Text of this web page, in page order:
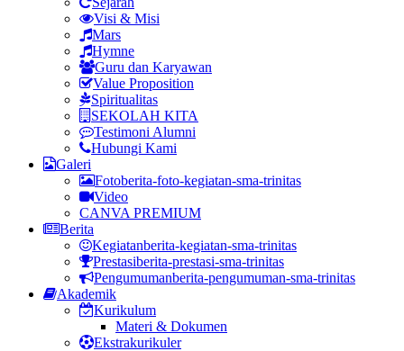
Visi & Misi
Mars
Hymne
Guru dan Karyawan
Value Proposition
Spiritualitas
SEKOLAH KITA
Testimoni Alumni
Hubungi Kami
Galeri
Fotoberita-foto-kegiatan-sma-trinitas
Video
CANVA PREMIUM
Berita
Kegiatanberita-kegiatan-sma-trinitas
Prestasiberita-prestasi-sma-trinitas
Pengumumanberita-pengumuman-sma-trinitas
Akademik
Kurikulum
Materi & Dokumen
Ekstrakurikuler